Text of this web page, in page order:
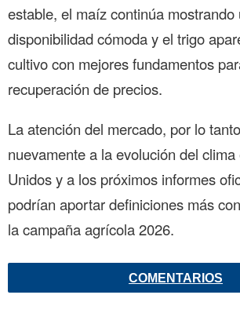
estable, el maíz continúa mostrando
disponibilidad cómoda y el trigo
cultivo con mejores fundamentos
recuperación de precios.
La atención del mercado, por lo
nuevamente a la evolución del
Unidos y a los próximos informes
podrían aportar definiciones más
la campaña agrícola 2026.
COMENTARIOS